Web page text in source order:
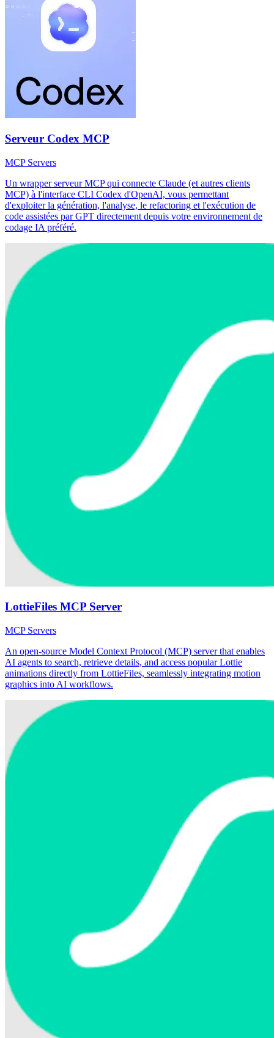
Serveur Codex MCP
MCP Servers
Un wrapper serveur MCP qui connecte Claude (et autres clients
MCP) à l'interface CLI Codex d'OpenAI, vous permettant
d'exploiter la génération, l'analyse, le refactoring et l'exécution de
code assistées par GPT directement depuis votre environnement de
codage IA préféré.
LottieFiles MCP Server
MCP Servers
An open-source Model Context Protocol (MCP) server that enables
AI agents to search, retrieve details, and access popular Lottie
animations directly from LottieFiles, seamlessly integrating motion
graphics into AI workflows.